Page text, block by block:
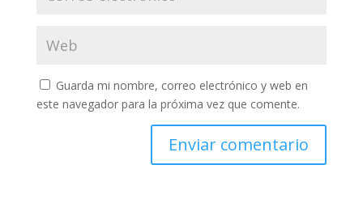
Guarda mi nombre, correo electrónico y web en
este navegador para la próxima vez que comente.